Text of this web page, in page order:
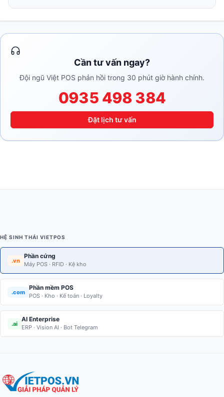
Cần tư vấn ngay?
Đội ngũ Việt POS phản hồi trong 30 phút giờ hành chính.
0935 498 384
Đặt lịch tư vấn
HỆ SINH THÁI VIETPOS
.vn
Phần cứng
Máy POS · RFID · Kệ kho
.com
Phần mềm POS
POS · Kho · Kế toán · Loyalty
.ai
AI Enterprise
ERP · Vision AI · Bot Telegram